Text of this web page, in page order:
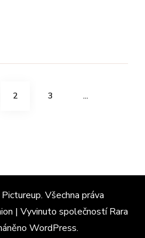
STRÁNKA
2 STRÁNKA
3 …
Pictureup. Všechna práva
| Vyvinuto společnostíRara
WordPress.